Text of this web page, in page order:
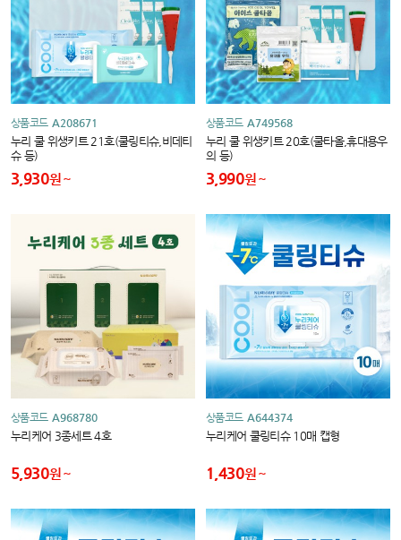
상품코드 A208671
누리 쿨 위생키트 21호(쿨링티슈,비데티
슈 등)
3,930원
상품코드 A749568
누리 쿨 위생키트 20호(쿨타올,휴대용우
의 등)
3,990원
상품코드 A968780
누리케어 3종세트 4호
5,930원
상품코드 A644374
누리케어 쿨링티슈 10매 캡형
1,430원